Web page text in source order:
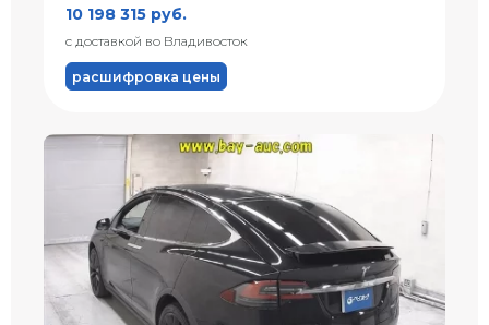
10 198 315 руб.
с доставкой во Владивосток
расшифровка цены